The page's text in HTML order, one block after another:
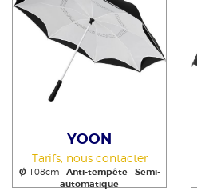
YOON
Tarifs, nous contacter
Ø108cm • Anti-tempête• Semi-
automatique